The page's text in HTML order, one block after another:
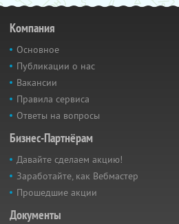
Компания
Основное
Публикации о нас
Вакансии
Правила сервиса
Ответы на вопросы
Бизнес-Партнёрам
Давайте сделаем акцию!
Заработайте, как Вебмастер
Прошедшие акции
Документы